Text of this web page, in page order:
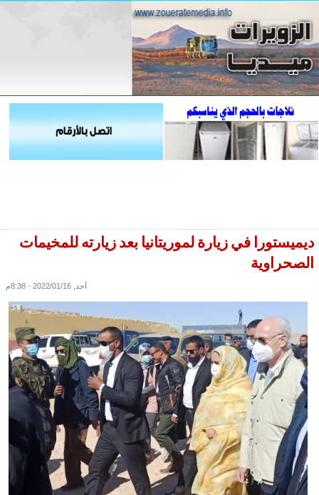
ديميستورا في زيارة لموريتانيا بعد زيارته للمخيمات
الصحراوية
أحد, 2022/01/16 - 8:38م